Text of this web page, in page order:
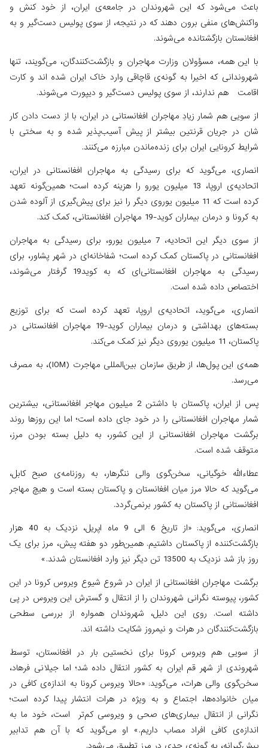
باعث می‌شود که این شهروندان در جامعه‌ی ایران، از خود کنش و
واکنش‌های منفی برون دهند که در نتیجه، از سوی پولیس دست‌گیر و به
افغانستان بازگشتانده می‌شوند.
با این همه، مسؤولان وزارت مهاجران و بازگشت‌کنندگان، می‌گویند، تنها
شهروندانی که اخیرا به گونه‌ی قاچاقی وارد خاک ایران شده اند و کارت
اقامت هم ندارند، از سوی پولیس دست‌گیر و دیپورت می‌شوند.
از سویی هم شمار زیادِ مهاجران افغانستانی در ایران، با از دست دادن کار
شان در جریان قرنتین بیشتر از پیش آسیب‌پذیر شده و به سختی با
شرایط کرونایی ایران برای زنده‌ماندن مبارزه می‌کنند.
انصاری، می‌گوید که برای رسیدگی به مهاجران افغانستانی در ایران،
اتحادیه‌ی اروپا، 13 میلیون یورو را هزینه کرده است؛ همین‌گونه تعهد
کرده است که 11 میلیون یوروی دیگر را نیز برای پیش‌گیری از آلوده شدن
به کرونا و درمان بیماران کوید-19 مهاجران افغانستانی، کمک کند.
از سوی دیگر این اتحادیه، 7 میلیون یورو، برای رسیدگی به مهاجران
افغانستانی در پاکستان کمک کرده است؛ شفاخانه‌ای در شهر پشاور، برای
رسیدگی به مهاجران افغانستانی‌ای که به کوید19 گرفتار می‌شوند،
اختصاص داده شده است.
انصاری، می‌گوید، اتحادیه‌ی اروپا، تعهد کرده است که برای توزیع
بسته‌های بهداشتی و درمان بیماران کوید-19 مهاجران افغانستانی در
پاکستان، 11 میلیون یوروی دیگر نیز کمک می‌کند.
همه‌ی این پول‌ها، از طریق سازمان بین‌المللی مهاجرت (IOM)، به مصرف
می‌رسد.
پس از ایران، پاکستان با داشتن 2 میلیون مهاجر افغانستانی، بیشترین
شمار مهاجران افغانستانی را در خود جای داده است؛ اما این روزها روند
برگشت مهاجران افغانستانی از این کشور، به دلیل بسته بودن مرز،
متوقف شده است.
عطاءالله خوگیانی، سخن‌گوی والی ننگرهار، به روزنامه‌ی صبح کابل،
می‌گوید که حالا مرز میان افغانستان و پاکستان بسته است و هیچ مهاجر
افغانستانی از پاکستان به کشور برنمی‌گردد.
انصاری، می‌گوید: «از تاریخ 6 الی 9 ماه اپریل، نزدیک به 40 هزار
بازگشت‌کننده‌ از پاکستان داشتیم. همین‌طور دو هفته پیش، مرز برای یک
روز باز شد نزدیک به 13500 تن دیگر نیز وارد افغانستان شدند.»
برگشت مهاجران افغانستانی از ایران در شروع شیوع ویروس کرونا در این
کشور، پیوسته نگرانی شهروندان را از انتقال و گسترش این ویروس در پی
داشته است. روی این دلیل، شهروندان همواره از بررسی سطحی
بازگشت‌کنندگان در هرات و نیمروز شکایت داشته اند.
از سویی هم ویروس کرونا برای نخستین ‌بار در افغانستان، توسط
شهروندی از شهر قم ایران به کشور انتقال داده شد؛ اما جیلانی فرهاد،
سخن‌گوی والی هرات، می‌گوید: «حالا ویروس کرونا به اندازه‌ی کافی در
میان خانواده‌ها، اجتماع و به ویژه در هرات انتشار پیدا کرده است؛
نگرانی از انتقال بیماری‌های صحی و ویروسی کم‌تر است، خود ما به
اندازه‌ی کافی افراد مصاب داریم.» او می‌گوید که با آن هم تدابیر